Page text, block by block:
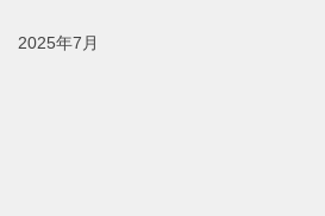
2025年7月